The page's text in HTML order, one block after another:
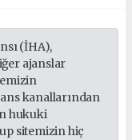
(İHA),
ajanslar
kanallarından
hukuki
sitemizin hiç